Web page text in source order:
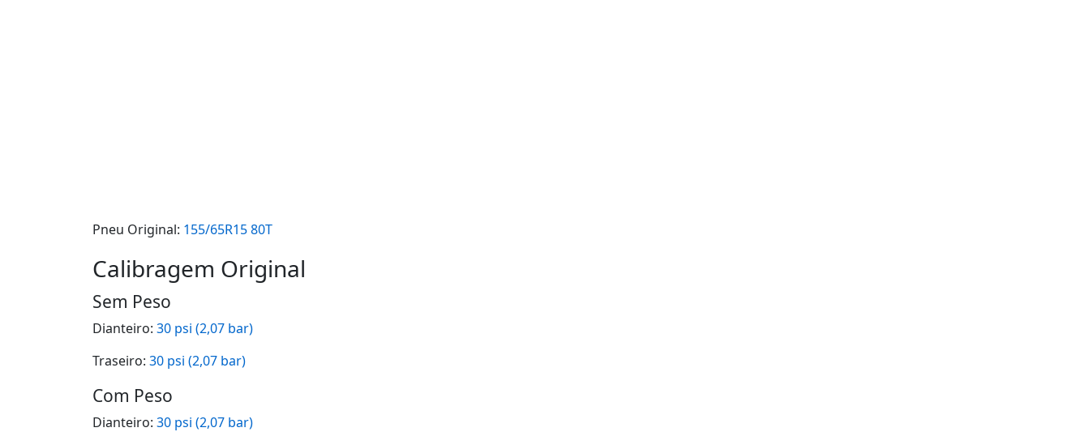
Pneu Original: 155/65R15 80T
Calibragem Original
Sem Peso
Dianteiro: 30 psi (2,07 bar)
Traseiro: 30 psi (2,07 bar)
Com Peso
Dianteiro: 30 psi (2,07 bar)